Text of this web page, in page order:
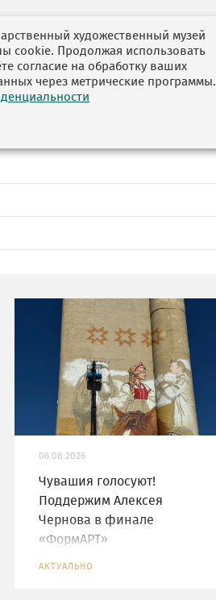
06.08.2026
Чувашия голосуют!
Поддержим Алексея
Чернова в финале
«ФормАРТ»
АКТУАЛЬНО
художественный музей
cookie. Продолжая использовать
согласие на обработку ваших
через метрические программы.